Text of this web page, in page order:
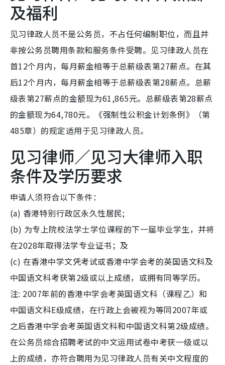
及福利
见习律政人员不是公务员，不占任何编制职位，而且并
非按公务员聘用条款和服务条件受聘。见习律政人员在
首12个月内，每月薪金相等于总薪级表第27薪点。在其
后12个月内，每月薪金相等于总薪级表第28薪点。总薪
级表第27薪点的金额现为61,865元。总薪级表第28薪点
的金额现为64,780元。《强制性公积金计划条例》（第
485章）的规定适用于见习律政人员。
见习律师／见习大律师入职
条件及学历要求
申请人须符合以下条件：
(a) 香港特别行政区永久性居民;
(b) 为专上院校法学士学位课程的下一届毕业学生，并将
在2028年取得法学专业证书；及
(c) 在香港中学文凭考试或香港中学会考的英国语文科及
中国语文科考获第2级或以上成绩，或拥有同等学历。
注: 2007年前的香港中学会考英国语文科（课程乙）和
中国语文科E级成绩，在行政上会被视为等同2007年或
之后香港中学会考英国语文科和中国语文科第2级成绩。
在公务员综合招聘考试的中文运用试卷中考获一级或以
上的成绩，亦符合聘用为见习律政人员有关中文程度的